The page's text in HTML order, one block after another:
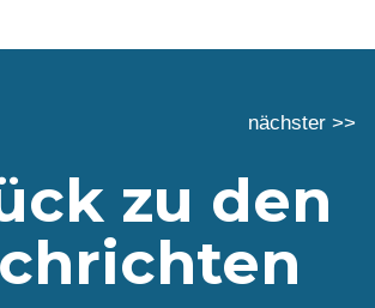
nächster >>
zu den